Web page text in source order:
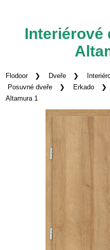
Interiérové
Flodoor Dveře
Posuvné dveře
Erkado
Altamura 1